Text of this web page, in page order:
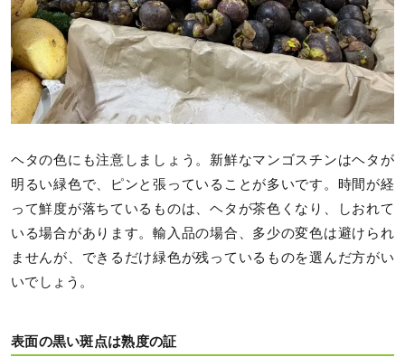
ヘタの色にも注意しましょう。新鮮なマンゴスチンはヘタが
明るい緑色で、ピンと張っていることが多いです。時間が経
って鮮度が落ちているものは、ヘタが茶色くなり、しおれて
いる場合があります。輸入品の場合、多少の変色は避けられ
ませんが、できるだけ緑色が残っているものを選んだ方がい
いでしょう。
表面の黒い斑点は熟度の証